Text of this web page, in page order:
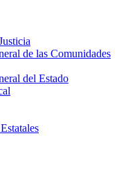
de las Comunidades
del Estado